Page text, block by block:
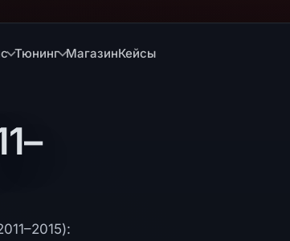
Тюнинг МагазинКейсы